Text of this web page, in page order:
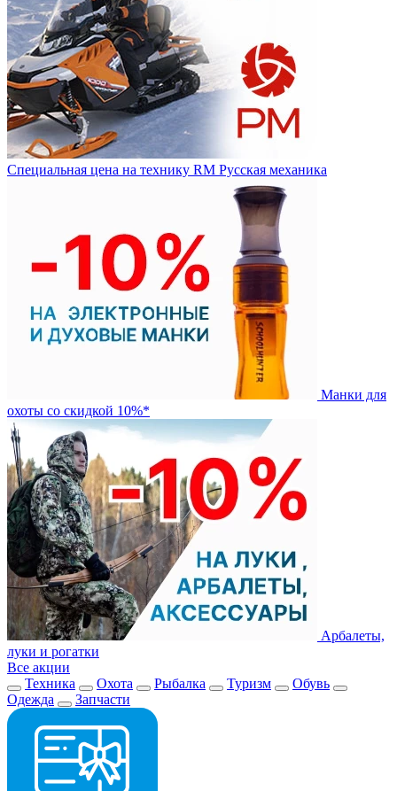
Специальная цена на технику RM Русская механика
Манки для
охоты со скидкой 10%*
Арбалеты,
луки и рогатки
Все акции
Техника
Охота Рыбалка Туризм
Обувь
Одежда
Запчасти